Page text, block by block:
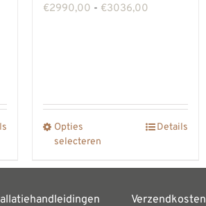
€2990,00 - €3036,00
Opties
selecteren
heeft
meerdere
Details
Verzendkosten